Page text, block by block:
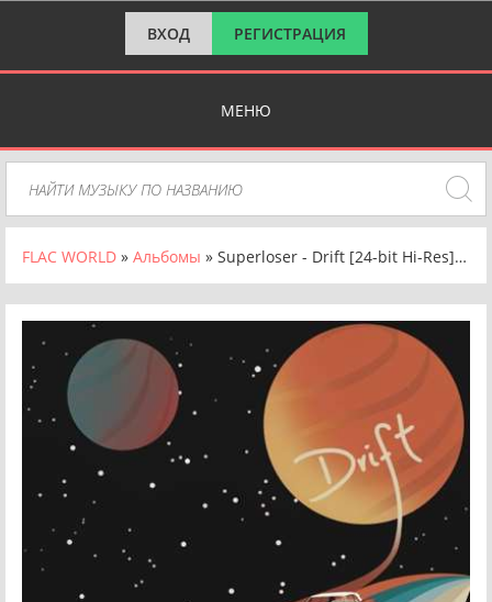
ВХОД РЕГИСТРАЦИЯ
МЕНЮ
FLAC WORLD » Альбомы » Superloser - Drift [24-bit Hi-Res] (2024) FLAC